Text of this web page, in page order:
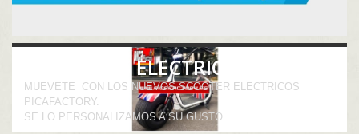
VEHICULOS ELECTRICOS
MUEVETE CON LOS NUEVOS SCOOTER ELECTRICOS
PICAFACTORY.
SE LO PERSONALIZAMOS A SU GUSTO.